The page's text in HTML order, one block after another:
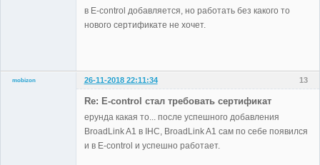
в E-control добавляется, но работать без какого то
нового сертификате не хочет.
13
mobizon
26-11-2018 22:11:34
Re: E-control стал требовать сертификат
ерунда какая то... после успешного добавления
BroadLink A1 в IHC, BroadLink A1 сам по себе появился
и в E-control и успешно работает.